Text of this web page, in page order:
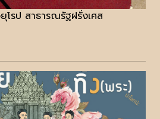
โรป สาธารณรัฐฝรั่งเศส